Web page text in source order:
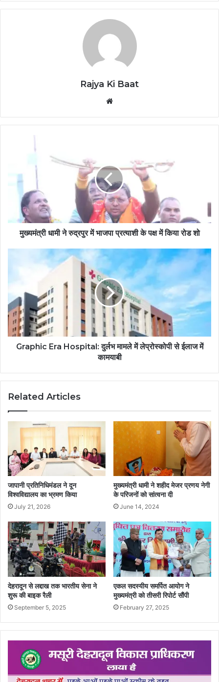
Rajya Ki Baat
मुख्यमंत्री धामी ने रुद्रपुर में भाजपा प्रत्याशी के पक्ष में किया रोड शो
Graphic Era Hospital: दुर्लभ मामले में लेप्रोस्कोपी से ईलाज में
कामयाबी
Related Articles
जापानी प्रतिनिधिमंडल ने दून
विश्वविद्यालय का भ्रमण किया
July 21, 2026
मुख्यमंत्री धामी ने शहीद मेजर प्रणय नेगी
के परिजनों को सांत्वना दी
June 14, 2024
देहरादून से लद्दाख तक भारतीय सेना ने
शुरू की बाइक रैली
September 5, 2025
एकल सदस्यीय समर्पित आयोग ने
मुख्यमंत्री को तीसरी रिपोर्ट सौंपी
February 27, 2025